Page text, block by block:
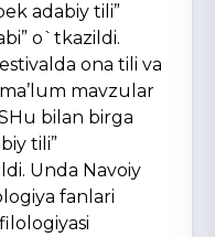
adabiy tili”
o`tkazildi.
ona tili va
mavzular
bilan birga
tili”
Unda Navoiy
fanlari